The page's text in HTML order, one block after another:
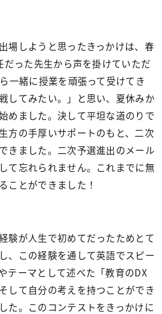
場しようと思ったきっかけは、春
だった先生から声を掛けていただ
一緒に授業を頑張って受けてき
してみたい。」と思い、夏休みか
めました。決して平坦な道のりで
方の手厚いサポートのもと、二次
きました。二次予選進出のメール
て忘れられません。これまでに無
ことができました！
験が人生で初めてだったためとて
、この経験を通して英語でスピー
テーマとして述べた「教育のDX
して自分の考えを持つことができ
た。このコンテストをきっかけに